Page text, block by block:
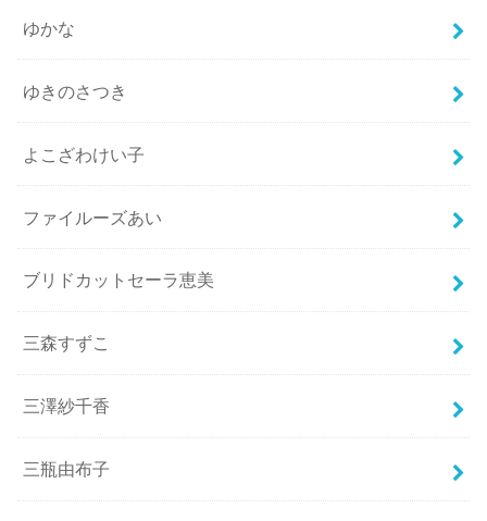
ゆかな
ゆきのさつき
よこざわけい子
ファイルーズあい
ブリドカットセーラ恵美
三森すずこ
三澤紗千香
三瓶由布子